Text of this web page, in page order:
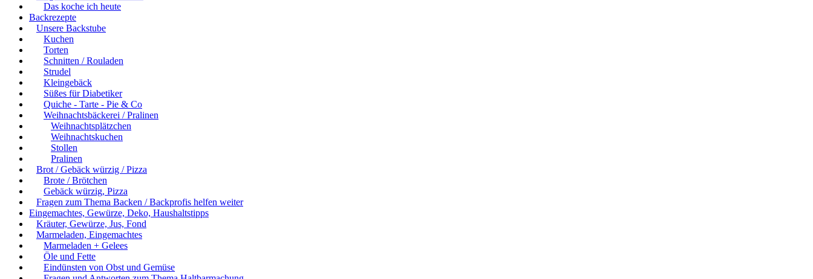
Das koche ich heute
Backrezepte
Unsere Backstube
Kuchen
Torten
Schnitten / Rouladen
Strudel
Kleingebäck
Süßes für Diabetiker
Quiche - Tarte - Pie & Co
Weihnachtsbäckerei / Pralinen
Weihnachtsplätzchen
Weihnachtskuchen
Stollen
Pralinen
Brot / Gebäck würzig / Pizza
Brote / Brötchen
Gebäck würzig, Pizza
Fragen zum Thema Backen / Backprofis helfen weiter
Eingemachtes, Gewürze, Deko, Haushaltstipps
Kräuter, Gewürze, Jus, Fond
Marmeladen, Eingemachtes
Marmeladen + Gelees
Öle und Fette
Eindünsten von Obst und Gemüse